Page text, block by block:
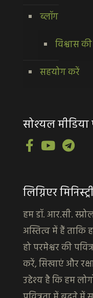
ब्लॉग
विश्वास
सहयोग करें
सोश्यल मीडिया
लिग्निएर
हम डॉ. आर.सी.
अस्तित्व में हैं
हो परमेश्वर की
करें, सिखाएं और
उद्देश्य है कि हम